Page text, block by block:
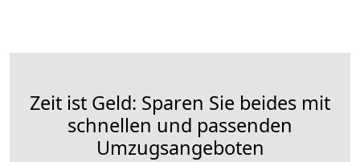
Zeit ist Geld: Sparen Sie beides mit
schnellen und passenden
Umzugsangeboten